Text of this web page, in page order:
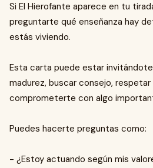
Si El Hierofante aparece en tu
preguntarte qué enseñanza hay
estás viviendo.
Esta carta puede estar
madurez, buscar consejo,
comprometerte con algo
Puedes hacerte preguntas como:
- ¿Estoy actuando según mis